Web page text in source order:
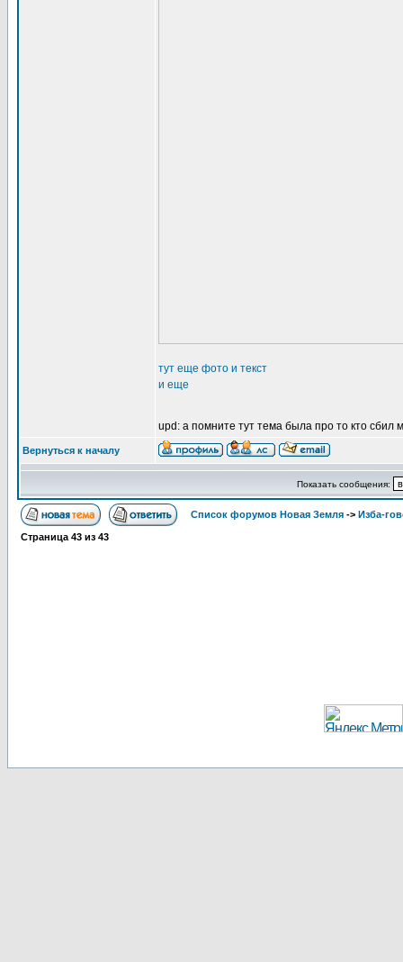
тут еще фото и текст
и еще
upd: а помните тут тема была про то кто сбил
Вернуться к началу
Показать сообщения:
Список форумов Новая Земля -> Изба-
Страница 43 из 43